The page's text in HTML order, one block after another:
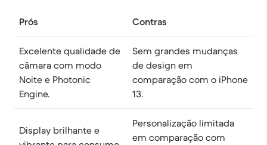
Prós Contras
Excelente qualidade de
câmara com modo
Noite e Photonic
Engine.
Sem grandes mudanças
de design em
comparação com o iPhone
13.
Display brilhante e
Personalização limitada
em comparação com